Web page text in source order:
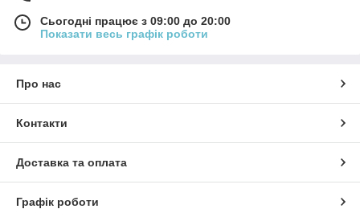
Сьогодні працює з 09:00 до 20:00
Показати весь графік роботи
Про нас
Контакти
Доставка та оплата
Графік роботи